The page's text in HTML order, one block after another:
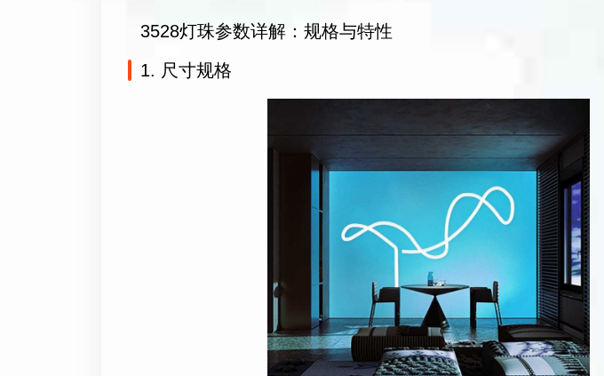
3528灯珠参数详解：规格与特性
1. 尺寸规格